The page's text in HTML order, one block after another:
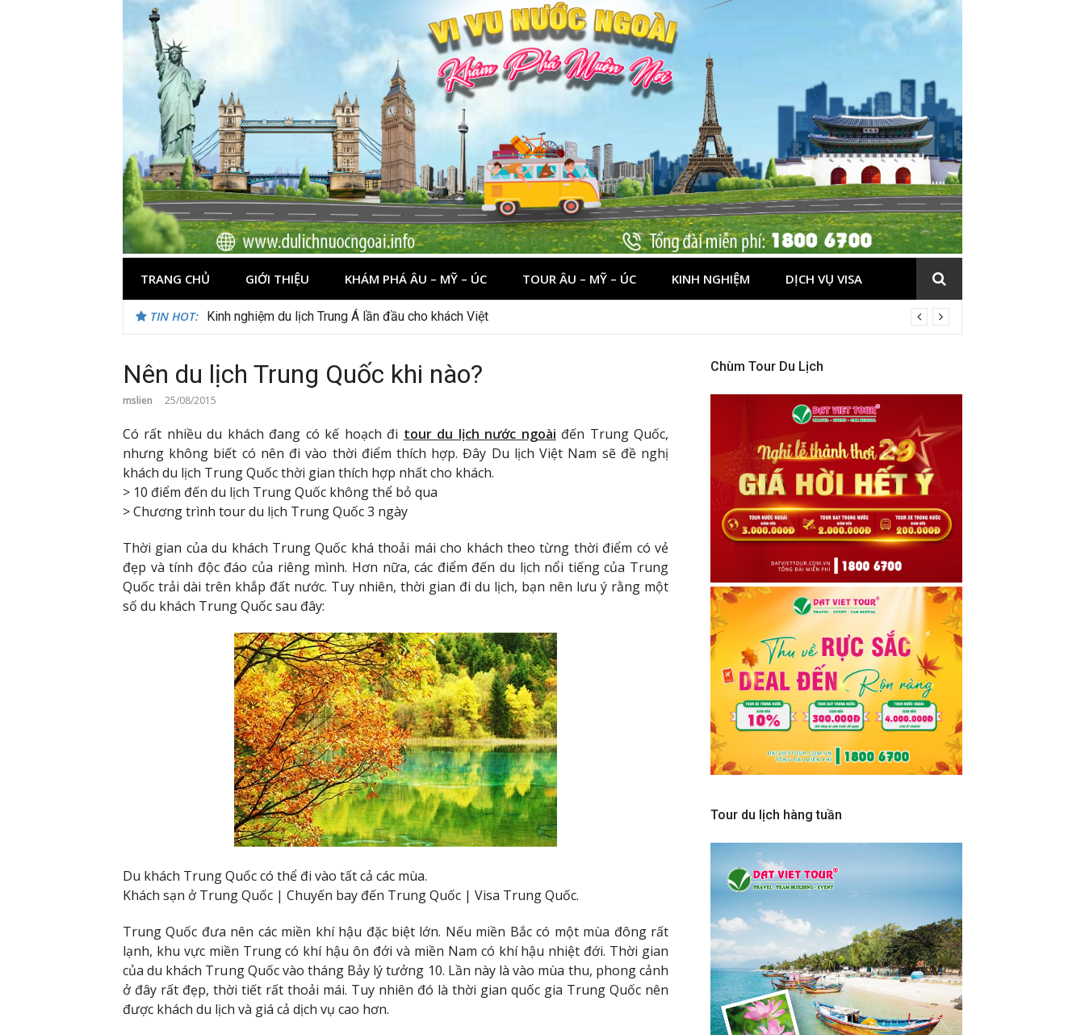
TRANG CHỦ GIỚI THIỆU KHÁM PHÁ ÂU – MỸ – ÚC TOUR ÂU – MỸ – ÚC KINH NGHIỆM DỊCH VỤ VISA
TIN HOT: Du lịch Maldives – Lần đầu nên đi đâu, chơi gì?
Nên du lịch Trung Quốc khi nào?
mslien 25/08/2015
Có rất nhiều du khách đang có kế hoạch đi tour du lịch nước ngoài đến Trung Quốc,
nhưng không biết có nên đi vào thời điểm thích hợp. Đây Du lịch Việt Nam sẽ đề nghị
khách du lịch Trung Quốc thời gian thích hợp nhất cho khách.
> 10 điểm đến du lịch Trung Quốc không thể bỏ qua
> Chương trình tour du lịch Trung Quốc 3 ngày
Thời gian của du khách Trung Quốc khá thoải mái cho khách theo từng thời điểm có vẻ
đẹp và tính độc đáo của riêng mình. Hơn nữa, các điểm đến du lịch nổi tiếng của Trung
Quốc trải dài trên khắp đất nước. Tuy nhiên, thời gian đi du lịch, bạn nên lưu ý rằng một
số du khách Trung Quốc sau đây:
Du khách Trung Quốc có thể đi vào tất cả các mùa.
Khách sạn ở Trung Quốc | Chuyến bay đến Trung Quốc | Visa Trung Quốc.
Trung Quốc đưa nên các miền khí hậu đặc biệt lớn. Nếu miền Bắc có một mùa đông rất
lạnh, khu vực miền Trung có khí hậu ôn đới và miền Nam có khí hậu nhiệt đới. Thời gian
của du khách Trung Quốc vào tháng Bảy lý tưởng 10. Lần này là vào mùa thu, phong cảnh
ở đây rất đẹp, thời tiết rất thoải mái. Tuy nhiên đó là thời gian quốc gia Trung Quốc nên
được khách du lịch và giá cả dịch vụ cao hơn.
Chùm Tour Du Lịch
Tour du lịch hàng tuần